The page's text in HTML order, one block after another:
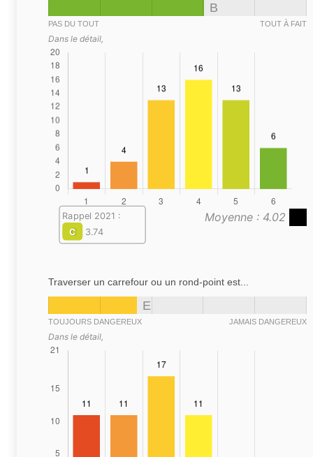
B
PAS DU TOUT TOUT À FAIT
Dans le détail,
Moyenne : 4.02
Rappel 2021 :
C
3.74
Traverser un carrefour ou un rond-point est...
E
TOUJOURS DANGEREUX JAMAIS DANGEREUX
Dans le détail,